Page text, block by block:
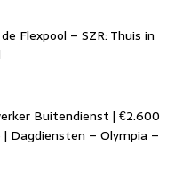
Flexpool – SZR: Thuis in
Buitendienst | €2.600
Dagdiensten – Olympia –